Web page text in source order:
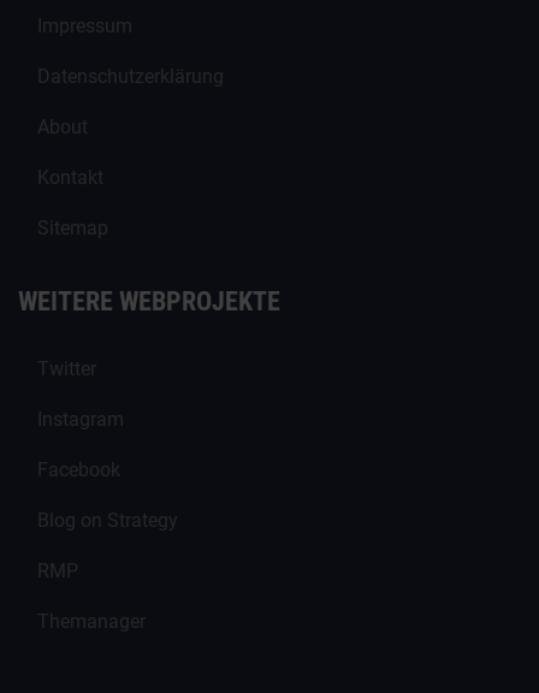
Impressum
Datenschutzerklärung
About
Kontakt
Sitemap
WEITERE WEBPROJEKTE
Twitter
Instagram
Facebook
Blog on Strategy
RMP
Themanager